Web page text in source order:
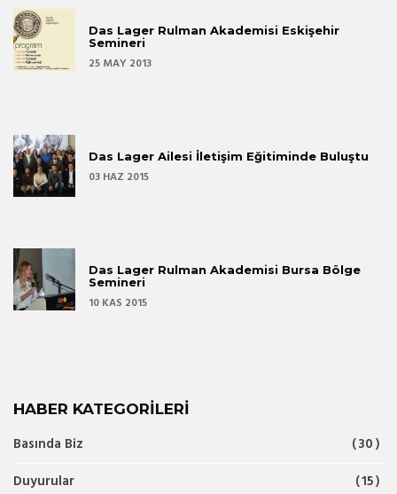
Das Lager Rulman Akademisi Eskişehir
Semineri
25 MAY 2013
Das Lager Ailesi İletişim Eğitiminde Buluştu
03 HAZ 2015
Das Lager Rulman Akademisi Bursa Bölge
Semineri
10 KAS 2015
HABER KATEGORILERI
Basında Biz
30
Duyurular
15